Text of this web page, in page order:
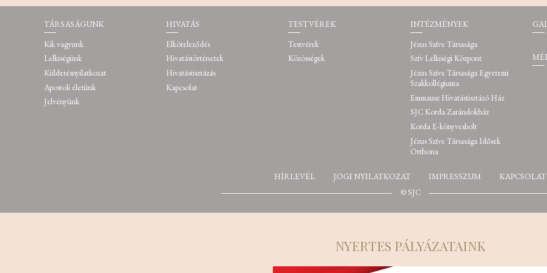
TÁRSASÁGUNK
Kik vagyunk
Lelkiségünk
Küldetésnyilatkozat
Apostoli életünk
Jelvényünk
HIVATÁS
Elköteleződés
Hivatástörténetek
Hivatástisztázás
Kapcsolat
TESTVÉREK
Testvérek
Közösségek
INTÉZMÉNYEK
Jézus Szíve Társasága
Szív Lelkiségi Központ
Jézus Szíve Társasága Egyetemi
Szakkollégiuma
Emmausz Hivatástisztázó Ház
SJC Korda Zarándokház
Korda E-könyvesbolt
Jézus Szíve Társasága Idősek
Otthona
HÍRLEVÉL JOGI NYILATKOZAT IMPRESSZUM
KAPCSOLAT
© SJC
NYERTES PÁLYÁZATAINK